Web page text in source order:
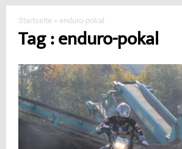
MENU
Startseite » enduro-pokal
Tag : enduro-pokal